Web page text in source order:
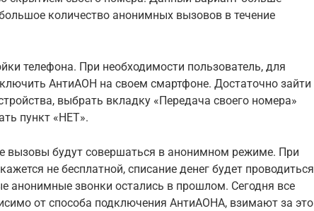
количество анонимных вызовов в течение
телефона. При необходимости пользователь, для
АнтиАОН на своем смартфоне. Достаточно зайти
выбрать вкладку «Передача своего номера»
пункт «НЕТ».
вызовы будут совершаться в анонимном режиме. При
не бесплатной, списание денег будет проводиться
анонимные звонки остались в прошлом. Сегодня все
от способа подключения АнтиАОНА, взимают за это